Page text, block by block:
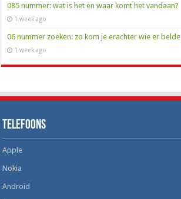
085 nummer: wat is het en waar komt het vandaan?
1 week ago
06 nummer zoeken: zo kom je erachter wie er belde
1 week ago
Telefoons
Apple
Nokia
Android